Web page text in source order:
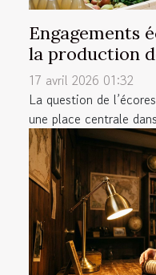
Engagements
la production
17 avril 2026 01:32
La question de
une place centrale